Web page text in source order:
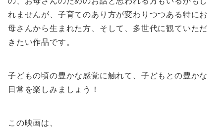
れませんが、子育てのあり方が変わりつつある特にお
母さんから生まれた方、そして、多世代に観ていただ
きたい作品です。
子どもの頃の豊かな感覚に触れて、子どもとの豊かな
日常を楽しみましょう！
この映画は、